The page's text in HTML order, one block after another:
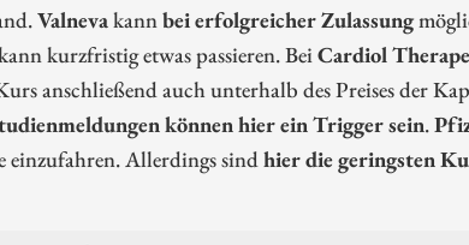
Valneva kann bei erfolgreicher Zulassung
kurzfristig etwas passieren. Bei Cardiol
anschließend auch unterhalb des Preises der
können hier ein Trigger sein.
einzufahren. Allerdings sind hier die geringsten